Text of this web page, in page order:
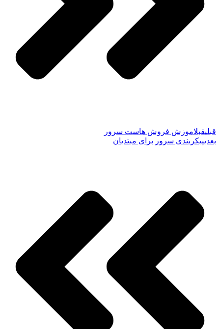
قبلیقبلاموزش فروش هاست سرور
بعدیپیکربندی سرور برای مبتدیان